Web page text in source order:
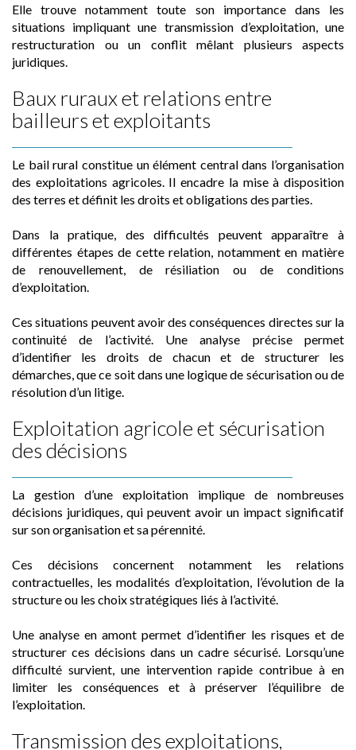
Elle trouve notamment toute son importance dans les
situations impliquant une transmission d’exploitation, une
restructuration ou un conflit mêlant plusieurs aspects
juridiques.
Baux ruraux et relations entre
bailleurs et exploitants
Le bail rural constitue un élément central dans l’organisation
des exploitations agricoles. Il encadre la mise à disposition
des terres et définit les droits et obligations des parties.
Dans la pratique, des difficultés peuvent apparaître à
différentes étapes de cette relation, notamment en matière
de renouvellement, de résiliation ou de conditions
d’exploitation.
Ces situations peuvent avoir des conséquences directes sur la
continuité de l’activité. Une analyse précise permet
d’identifier les droits de chacun et de structurer les
démarches, que ce soit dans une logique de sécurisation ou de
résolution d’un litige.
Exploitation agricole et sécurisation
des décisions
La gestion d’une exploitation implique de nombreuses
décisions juridiques, qui peuvent avoir un impact significatif
sur son organisation et sa pérennité.
Ces décisions concernent notamment les relations
contractuelles, les modalités d’exploitation, l’évolution de la
structure ou les choix stratégiques liés à l’activité.
Une analyse en amont permet d’identifier les risques et de
structurer ces décisions dans un cadre sécurisé. Lorsqu’une
difficulté survient, une intervention rapide contribue à en
limiter les conséquences et à préserver l’équilibre de
l’exploitation.
Transmission des exploitations,